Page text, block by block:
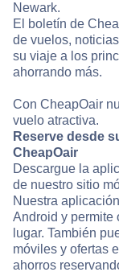
Newark.
El boletín de
de vuelos,
su viaje a los
ahorrando más.
Con CheapOair
vuelo atractiva.
Reserve desde
CheapOair
Descargue la
de nuestro sitio
Nuestra
Android y permite
lugar. También
móviles y ofertas
ahorros